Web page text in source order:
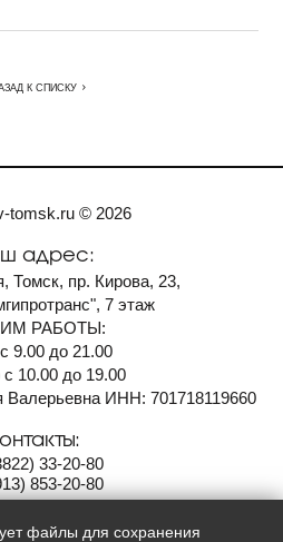
К СПИСКУ
tomsk.ru © 2026
адрес:
Томск, пр. Кирова, 23,
7 этаж
РАБОТЫ:
9.00 до 21.00
с 10.00 до 19.00
Валерьевна ИНН: 701718119660
33-20-80
853-20-80
tomsk@mail.ru
файлы для сохранения